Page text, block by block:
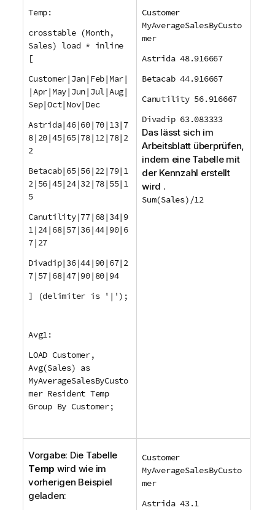
Temp:
crosstable (Month,
Sales) load * inline
[
Customer|Jan|Feb|Mar|
|Apr|May|Jun|Jul|Aug|
Sep|Oct|Nov|Dec
Astrida|46|60|70|13|7
8|20|45|65|78|12|78|2
2
Betacab|65|56|22|79|1
2|56|45|24|32|78|55|1
5
Canutility|77|68|34|9
1|24|68|57|36|44|90|6
7|27
Divadip|36|44|90|67|2
7|57|68|47|90|80|94
] (delimiter is '|');
Avg1:
LOAD Customer,
Avg(Sales) as
MyAverageSalesByCusto
mer Resident Temp
Group By Customer;
Customer
MyAverageSalesByCusto
mer
Astrida 48.916667
Betacab 44.916667
Canutility 56.916667
Divadip 63.083333
Das lässt sich im
Arbeitsblatt überprüfen,
indem eine Tabelle mit
der Kennzahl erstellt
wird .
Sum(Sales)/12
Vorgabe: Die Tabelle
Temp wird wie im
vorherigen Beispiel
geladen:
Customer
MyAverageSalesByCusto
mer
Astrida 43.1